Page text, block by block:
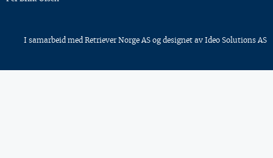
I samarbeid med Retriever Norge AS og designet av Ideo Solutions AS